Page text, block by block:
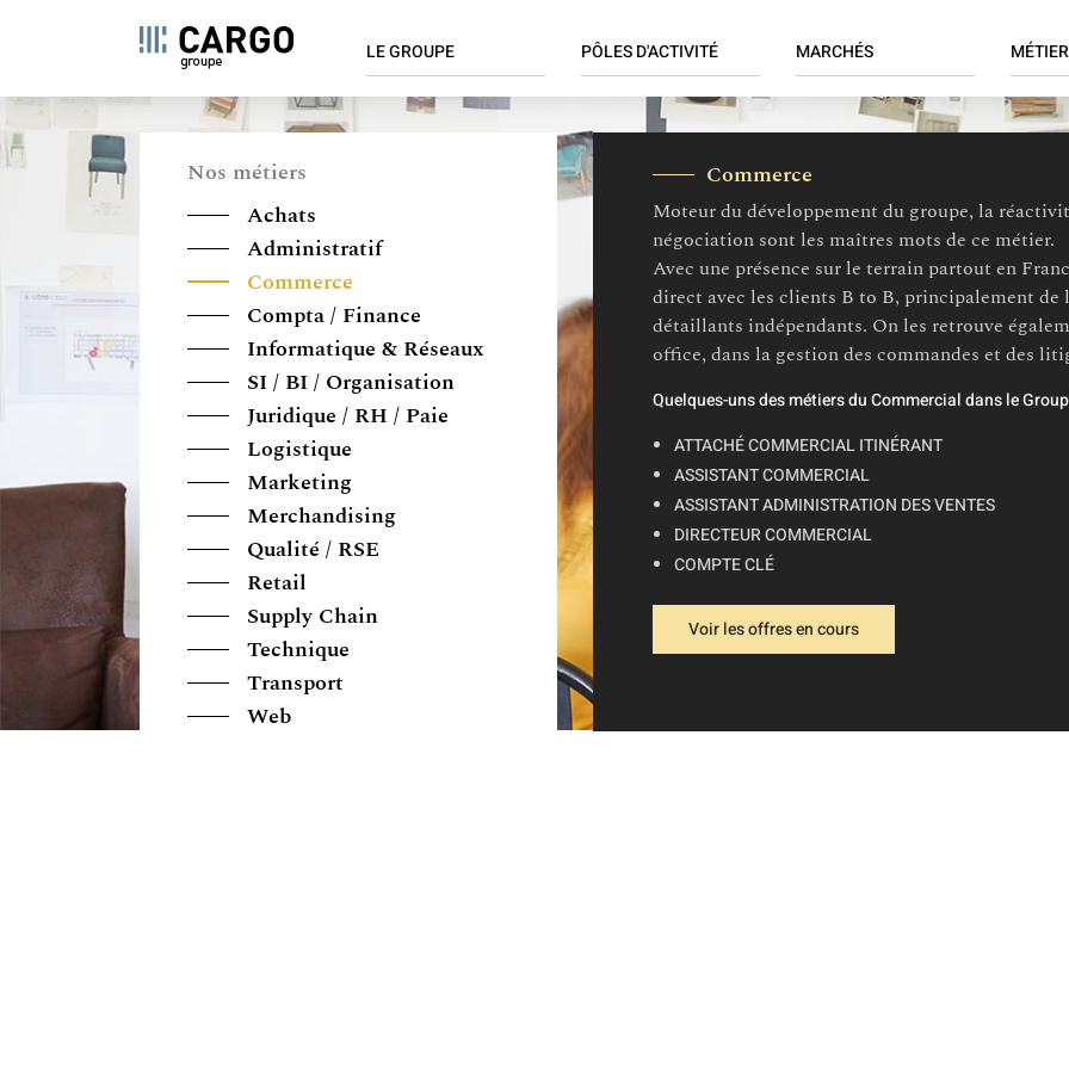
Pasar
al
contenido
PRINCIPALE
LE GROUPE
Innovation
PÔLES D'ACTIVITÉ
Négoce
Retail
Services
MARCHÉS
Décoration et mobilier
cuisine
Bricolage, jardinage et
loisirs
Textile
Achats
Compta
SI / BI
Nos métiers
Achats
Administratif
Commerce
Compta / Finance
Informatique & Réseaux
SI / BI / Organisation
Juridique / RH / Paie
Logistique
Marketing
Merchandising
Qualité / RSE
Retail
Supply Chain
Technique
Transport
Web
Commerce
Moteur du développement du groupe, la
négociation sont les maîtres mots de ce métier.
Avec une présence sur le terrain partout en
direct avec les clients B to B, principalement
détaillants indépendants. On les retrouve
office, dans la gestion des commandes et des
Quelques-uns des métiers du Commercial dans le
ATTACHÉ COMMERCIAL ITINÉRANT
ASSISTANT COMMERCIAL
ASSISTANT ADMINISTRATION DES VENTES
DIRECTEUR COMMERCIAL
COMPTE CLÉ
Voir les offres en cours